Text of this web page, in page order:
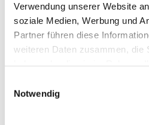
Verwendung unserer Website
soziale Medien, Werbung und
Partner führen diese
weiteren Daten zusammen, die
Notwendig